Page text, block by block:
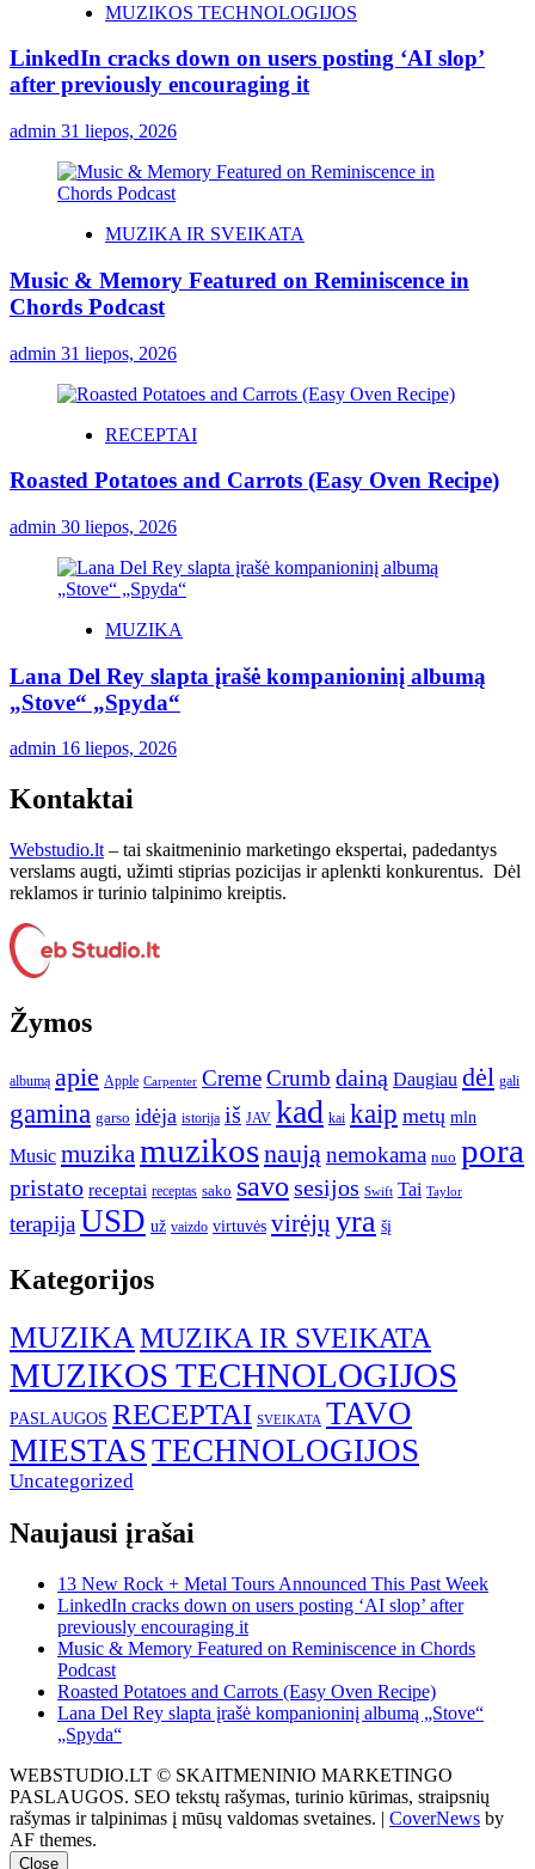
MUZIKOS TECHNOLOGIJOS
LinkedIn cracks down on users posting ‘AI slop’
after previously encouraging it
admin 31 liepos, 2026
MUZIKA IR SVEIKATA
Music & Memory Featured on Reminiscence in
Chords Podcast
admin 31 liepos, 2026
RECEPTAI
Roasted Potatoes and Carrots (Easy Oven Recipe)
admin 30 liepos, 2026
MUZIKA
Lana Del Rey slapta įrašė kompanioninį albumą
„Stove“ „Spyda“
admin 16 liepos, 2026
Kontaktai
Webstudio.lt – tai skaitmeninio marketingo ekspertai, padedantys
verslams augti, užimti stiprias pozicijas ir aplenkti konkurentus. Dėl
reklamos ir turinio talpinimo kreiptis.
Žymos
albumą apie Apple Carpenter CremeCrumb dainą Daugiau dėl gali
gamina garso idėja istorija iš JAV kad kai kaip metų mln
Music muzikamuzikosnaująnemokama nuo pora
pristato receptai receptas sako savo sesijos Swift Tai Taylor
terapijaUSD už vaizdo virtuvės virėjų yra šį
Kategorijos
MUZIKAMUZIKA IR SVEIKATA
MUZIKOS TECHNOLOGIJOS
PASLAUGOS RECEPTAI SVEIKATA TAVO
MIESTASTECHNOLOGIJOS
Uncategorized
Naujausi įrašai
13 New Rock + Metal Tours Announced This Past Week
LinkedIn cracks down on users posting ‘AI slop’ after
previously encouraging it
Music & Memory Featured on Reminiscence in Chords
Podcast
Roasted Potatoes and Carrots (Easy Oven Recipe)
Lana Del Rey slapta įrašė kompanioninį albumą „Stove“
„Spyda“
WEBSTUDIO.LT © SKAITMENINIO MARKETINGO
PASLAUGOS. SEO tekstų rašymas, turinio kūrimas, straipsnių
rašymas ir talpinimas į mūsų valdomas svetaines. | CoverNews by
AF themes.
Close